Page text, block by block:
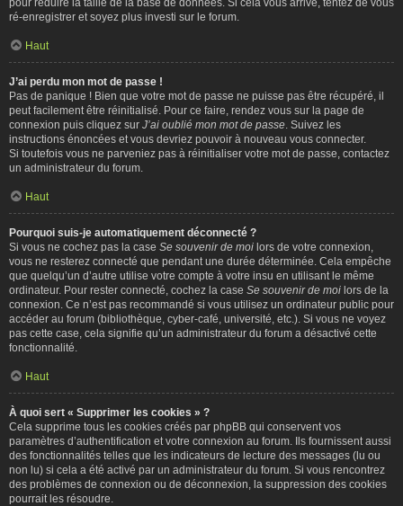
ré-enregistrer et soyez plus investi sur le forum.
Haut
J’ai perdu mon mot de passe !
Pas de panique ! Bien que votre mot de passe ne puisse pas être récupéré, il
peut facilement être réinitialisé. Pour ce faire, rendez vous sur la page de
connexion puis cliquez sur J’ai oublié mon mot de passe . Suivez les
instructions énoncées et vous devriez pouvoir à nouveau vous connecter.
Si toutefois vous ne parveniez pas à réinitialiser votre mot de passe, contactez
un administrateur du forum.
Haut
Pourquoi suis-je automatiquement déconnecté ?
Si vous ne cochez pas la case Se souvenir de moi lors de votre connexion,
vous ne resterez connecté que pendant une durée déterminée. Cela empêche
que quelqu’un d’autre utilise votre compte à votre insu en utilisant le même
ordinateur. Pour rester connecté, cochez la case Se souvenir de moi lors de la
connexion. Ce n’est pas recommandé si vous utilisez un ordinateur public pour
accéder au forum (bibliothèque, cyber-café, université, etc.). Si vous ne voyez
pas cette case, cela signifie qu’un administrateur du forum a désactivé cette
fonctionnalité.
Haut
À quoi sert « Supprimer les cookies » ?
Cela supprime tous les cookies créés par phpBB qui conservent vos
paramètres d’authentification et votre connexion au forum. Ils fournissent aussi
des fonctionnalités telles que les indicateurs de lecture des messages (lu ou
non lu) si cela a été activé par un administrateur du forum. Si vous rencontrez
des problèmes de connexion ou de déconnexion, la suppression des cookies
pourrait les résoudre.